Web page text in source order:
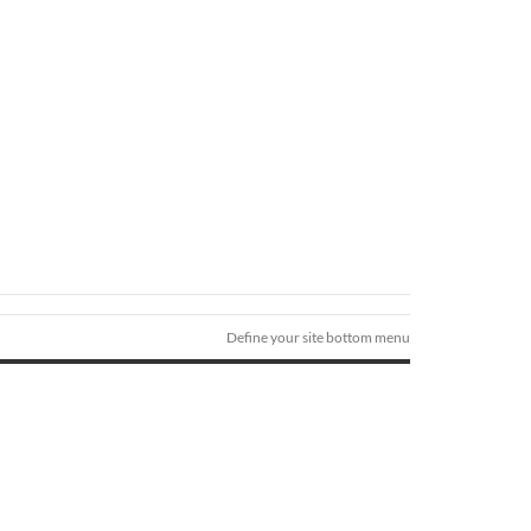
Define your site bottom menu